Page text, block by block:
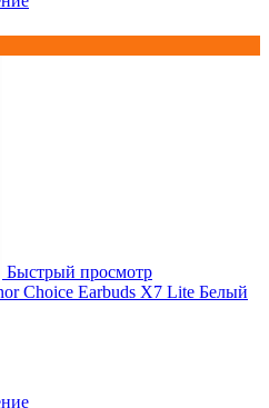
Быстрый просмотр
Choice Earbuds X7 Lite Белый